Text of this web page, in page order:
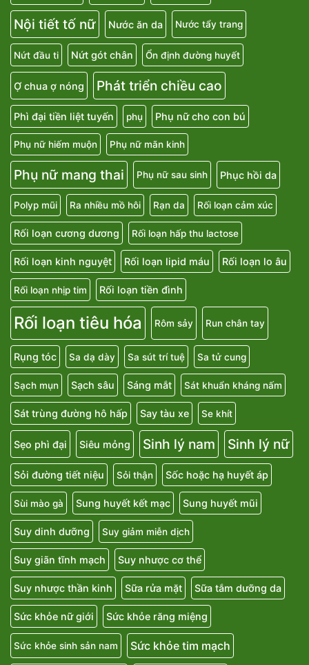
Nội tiết tố nữ Nước ăn da Nước tẩy trang
Nứt đầu ti Nứt gót chân Ổn định đường huyết
Ợ chua ợ nóng Phát triển chiều cao
Phì đại tiền liệt tuyến phụ Phụ nữ cho con bú
Phụ nữ hiếm muộn Phụ nữ mãn kinh
Phụ nữ mang thai Phụ nữ sau sinh Phục hồi da
Polyp mũi Ra nhiều mồ hôi Rạn da Rối loạn cảm xúc
Rối loạn cương dương Rối loạn hấp thu lactose
Rối loạn kinh nguyệt Rối loạn lipid máu Rối loạn lo âu
Rối loạn nhịp tim Rối loạn tiền đình
Rối loạn tiêu hóa Rôm sảy Run chân tay
Rụng tóc Sa dạ dày Sa sút trí tuệ Sa tử cung
Sạch mụn Sạch sâu Sáng mắt Sát khuẩn kháng nấm
Sát trùng đường hô hấp Say tàu xe Se khít
Sẹo phì đại Siêu mỏng Sinh lý nam Sinh lý nữ
Sỏi đường tiết niệu Sỏi thận Sốc hoặc hạ huyết áp
Sùi mào gà Sung huyết kết mạc Sung huyết mũi
Suy dinh dưỡng Suy giảm miễn dịch
Suy giãn tĩnh mạch Suy nhược cơ thể
Suy nhược thần kinh Sữa rửa mặt Sữa tắm dưỡng da
Sức khỏe nữ giới Sức khỏe răng miệng
Sức khỏe sinh sản nam Sức khỏe tim mạch